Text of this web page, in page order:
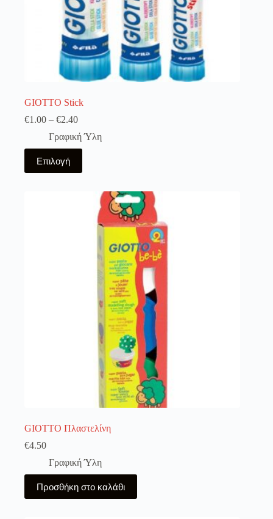
GIOTTO Stick
€1.00 – €2.40
Γραφική Ύλη
Επιλογή
Αυτό
προϊόν
GIOTTO Πλαστελίνη
€4.50
Γραφική Ύλη
Προσθήκη στο καλάθι